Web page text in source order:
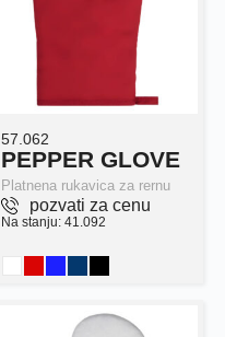
57.062
PEPPER GLOVE
Platnena rukavica za rernu
pozvati za cenu
Na stanju: 41.092